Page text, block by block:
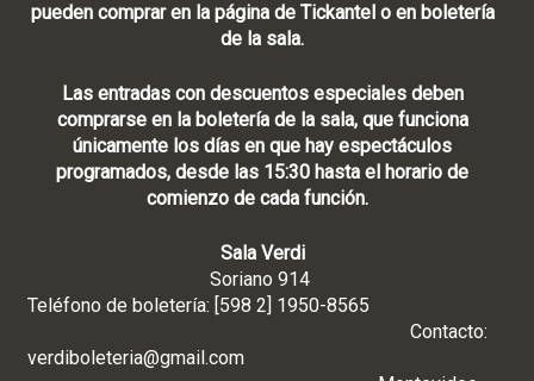
pueden comprar en la página de Tickantel o en boletería
de la sala.
Las entradas con descuentos especiales deben
comprarse en la boletería de la sala, que funciona
únicamente los días en que hay espectáculos
programados, desde las 15:30 hasta el horario de
comienzo de cada función.
Sala Verdi
Soriano 914
Teléfono de boletería: [598 2] 1950-8565
Contacto:
verdiboleteria@gmail.com